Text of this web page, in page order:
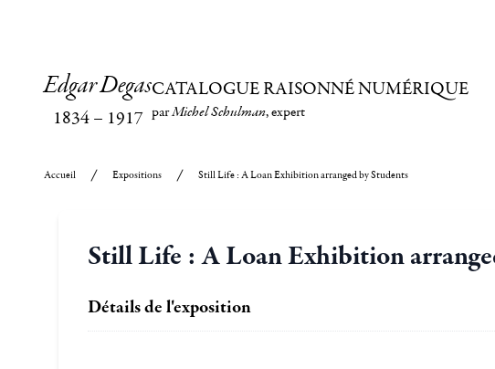
Edgar Degas
1834– 1917
CATALOGUE RAISONNÉ NUMÉRIQUE
parMichel Schulman, expert
Accueil Expositions Still Life : A Loan Exhibition arranged by Students
Still Life : A Loan Exhibition
Détails de l'exposition